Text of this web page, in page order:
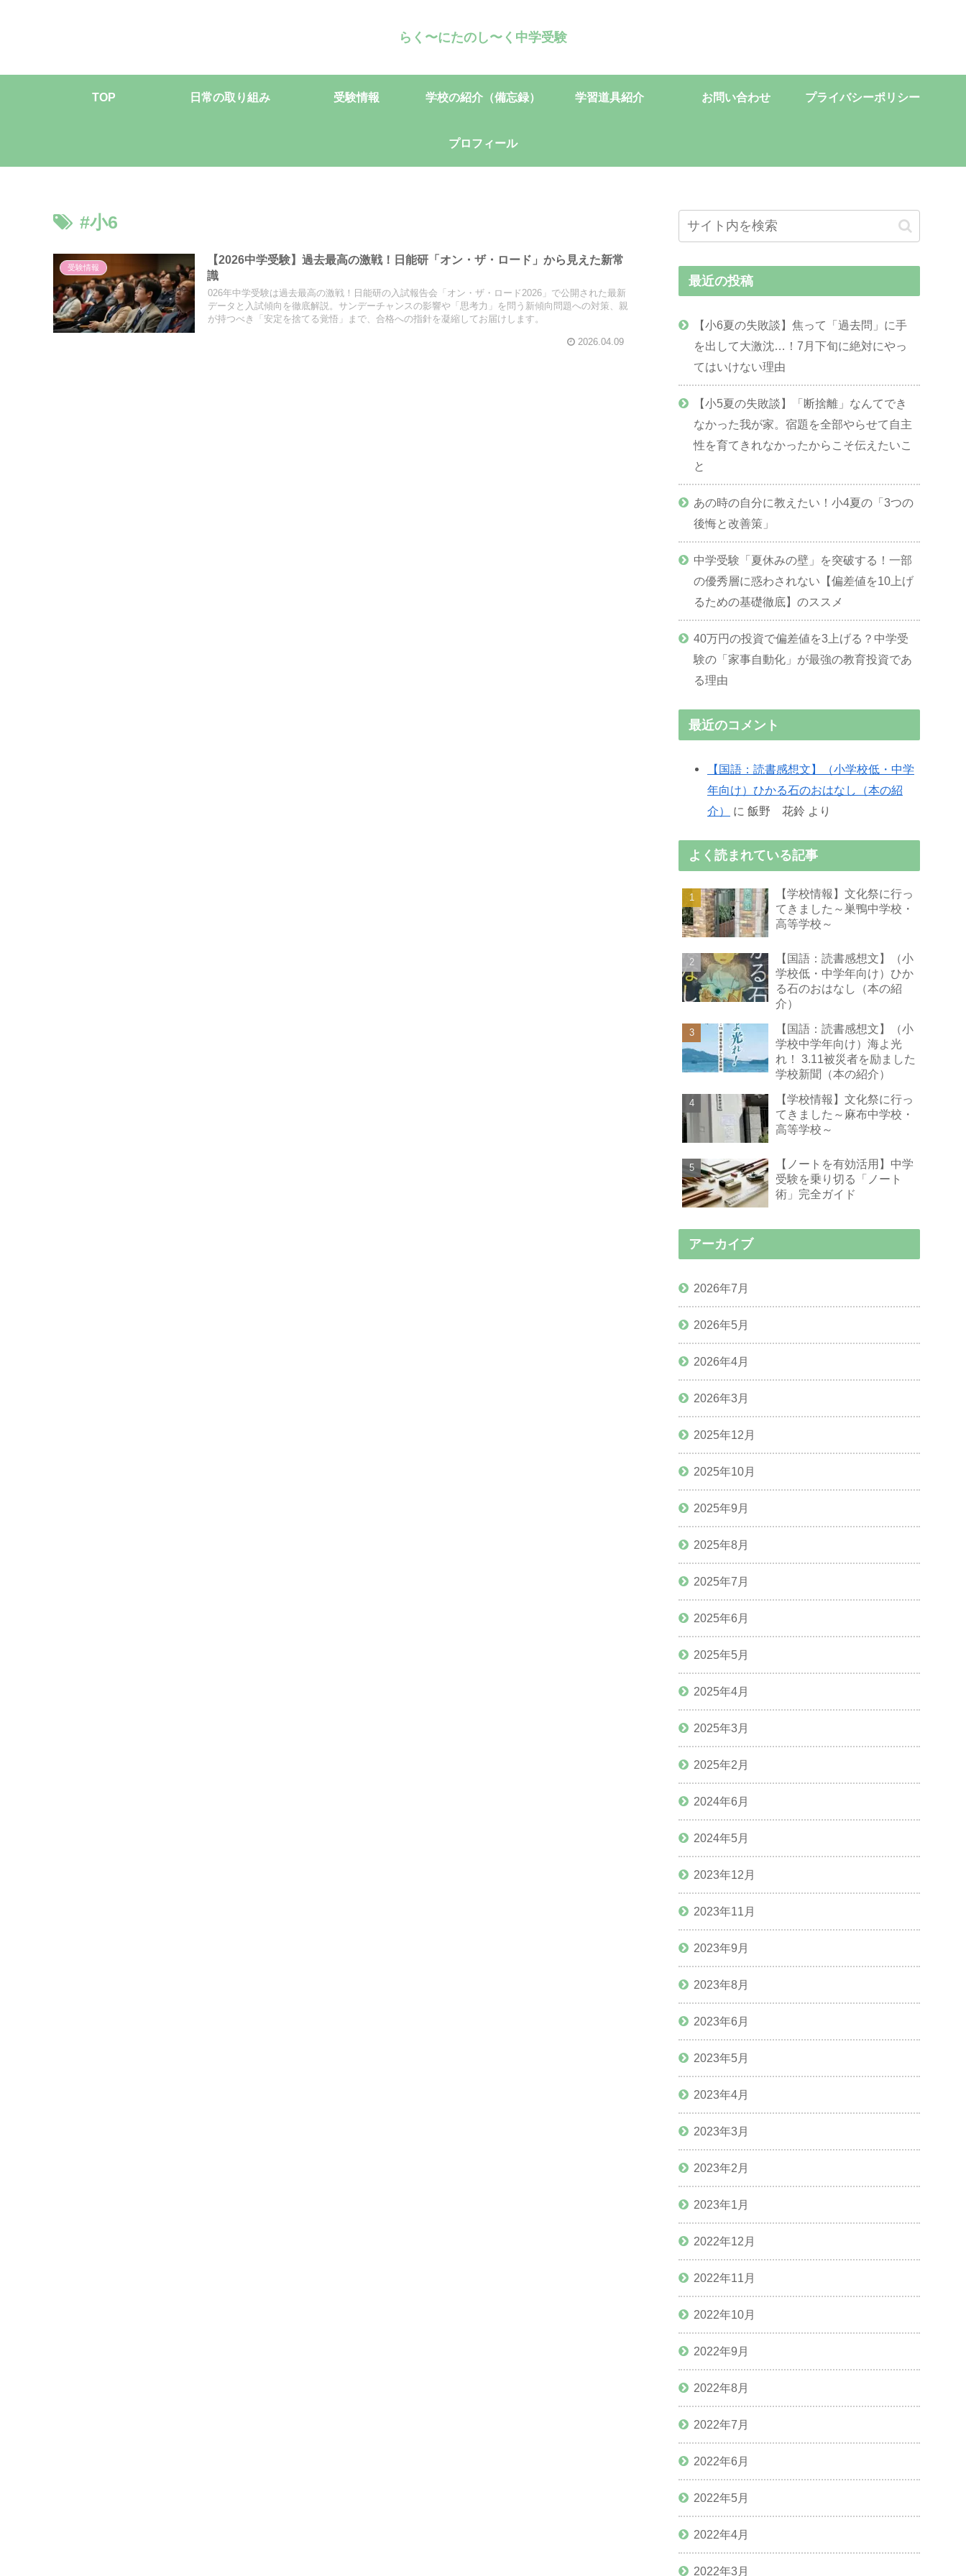
らく〜にたのし〜く中学受験
TOP 日常の取り組み 受験情報 学校の紹介（備忘録） 学習道具紹介 お問い合わせ プライバシーポリシー
プロフィール
#小6
受験情報
【2026中学受験】過去最高の激戦！日能研「オン・ザ・ロード」から見えた新常
識
026年中学受験は過去最高の激戦！日能研の入試報告会「オン・ザ・ロード2026」で公開された最新
データと入試傾向を徹底解説。サンデーチャンスの影響や「思考力」を問う新傾向問題への対策、親
が持つべき「安定を捨てる覚悟」まで、合格への指針を凝縮してお届けします。
2026.04.09
最近の投稿
【小6夏の失敗談】焦って「過去問」に手
を出して大激沈…！7月下旬に絶対にやっ
てはいけない理由
【小5夏の失敗談】「断捨離」なんてでき
なかった我が家。宿題を全部やらせて自主
性を育てきれなかったからこそ伝えたいこ
と
あの時の自分に教えたい！小4夏の「3つの
後悔と改善策」
中学受験「夏休みの壁」を突破する！一部
の優秀層に惑わされない【偏差値を10上げ
るための基礎徹底】のススメ
40万円の投資で偏差値を3上げる？中学受
験の「家事自動化」が最強の教育投資であ
る理由
最近のコメント
【国語：読書感想文】（小学校低・中学
年向け）ひかる石のおはなし（本の紹
介）
に 飯野 花鈴 より
よく読まれている記事
【学校情報】文化祭に行っ
てきました～巣鴨中学校・
高等学校～
【国語：読書感想文】（小
学校低・中学年向け）ひか
る石のおはなし（本の紹
介）
【国語：読書感想文】（小
学校中学年向け）海よ光
れ！ 3.11被災者を励ました
学校新聞（本の紹介）
【学校情報】文化祭に行っ
てきました～麻布中学校・
高等学校～
【ノートを有効活用】中学
受験を乗り切る「ノート
術」完全ガイド
アーカイブ
2026年7月
2026年5月
2026年4月
2026年3月
2025年12月
2025年10月
2025年9月
2025年8月
2025年7月
2025年6月
2025年5月
2025年4月
2025年3月
2025年2月
2024年6月
2024年5月
2023年12月
2023年11月
2023年9月
2023年8月
2023年6月
2023年5月
2023年4月
2023年3月
2023年2月
2023年1月
2022年12月
2022年11月
2022年10月
2022年9月
2022年8月
2022年7月
2022年6月
2022年5月
2022年4月
2022年3月